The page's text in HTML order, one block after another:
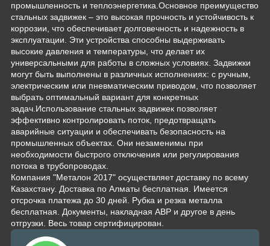
промышленность и теплоэнергетика.Основное преимущество
стальных задвижек – это высокая прочность и устойчивость к
коррозии, что обеспечивает долговечность и надежность в
эксплуатации. Эти устройства способны выдерживать
высокие давления и температуры, что делает их
универсальными для работы в сложных условиях. Задвижки
могут быть выполнены в различных исполнениях: с ручным,
электрическим или пневматическим приводом, что позволяет
выбрать оптимальный вариант для конкретных
задач.Использование стальных задвижек позволяет
эффективно контролировать поток, предотвращать
аварийные ситуации и обеспечивать безопасность на
промышленных объектах. Они незаменимы при
необходимости быстрого отключения или регулирования
потока в трубопроводах.
Компания "Металон 2017" осуществляет доставку по всему
Казахстану. Доставка по Алматы бесплатная. Имеется
отсрочка платежа до 30 дней. Рубка и резка металла
бесплатная. Документы, накладная АВР и другое в день
отгрузки. Весь товар сертифицирован.